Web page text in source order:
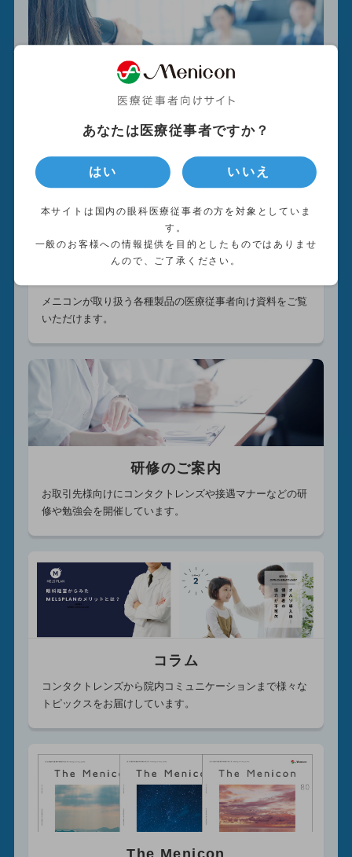
あなたは医療従事者ですか？
はい いいえ
本サイトは国内の眼科医療従事者の方を対象としていま
す。
一般のお客様への情報提供を目的としたものではありませ
んので、ご了承ください。
学会・オンデマンド
メニコンが主催するウェビナーや学会共催セミナーをオン
デマンド動画でご視聴いただけます。
メニコンが取り扱う各種製品の医療従事者向け資料をご覧
いただけます。
研修のご案内
お取引先様向けにコンタクトレンズや接遇マナーなどの研
修や勉強会を開催しています。
コラム
コンタクトレンズから院内コミュニケーションまで様々な
トピックスをお届けしています。
The Menicon